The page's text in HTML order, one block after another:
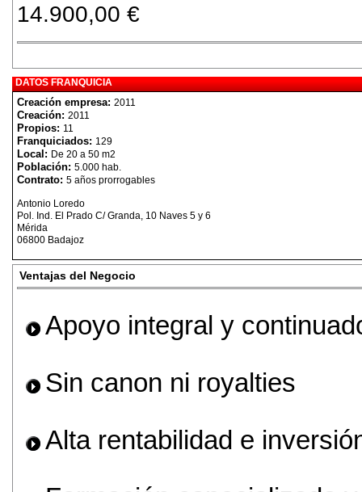
14.900,00 €
DATOS FRANQUICIA
Creación empresa: 2011
Creación: 2011
Propios: 11
Franquiciados: 129
Local: De 20 a 50 m2
Población: 5.000 hab.
Contrato: 5 años prorrogables
Antonio Loredo
Pol. Ind. El Prado C/ Granda, 10 Naves 5 y 6
Mérida
06800 Badajoz
Ventajas del Negocio
Apoyo integral y
Sin canon ni royalties
Alta rentabilidad e